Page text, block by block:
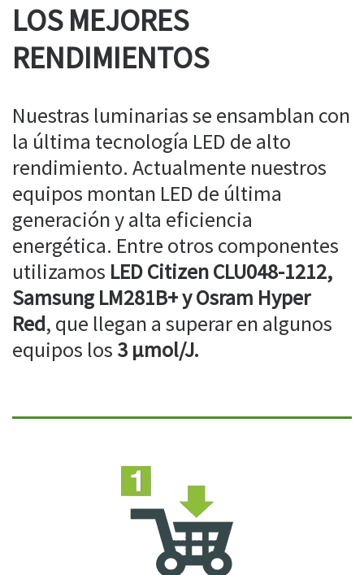
LOS MEJORES
RENDIMIENTOS
Nuestras luminarias se ensamblan con
la última tecnología LED de alto
rendimiento. Actualmente nuestros
equipos montan LED de última
generación y alta eficiencia
energética. Entre otros componentes
utilizamos LED Citizen CLU048-1212,
Samsung LM281B+ y Osram Hyper
Red, que llegan a superar en algunos
equipos los 3 µmol/J.